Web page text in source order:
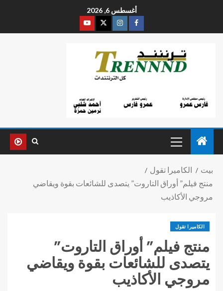
أغسطس 6, 2026
بيت
الكاميرا تقول
منتج فيلم” أوراق التاروت” يتصدى للشائعات بقوة ويقاضي
مروجي الأكاذيب
الكاميرا تقول
منتج فيلم” أوراق التاروت”
يتصدى للشائعات بقوة ويقاضي
مروجي الأكاذيب